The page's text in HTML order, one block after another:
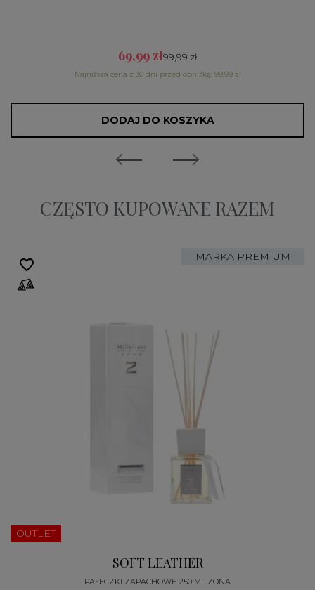
69,99 zł99,99 zł
Najniższa cena z 30 dni przed obniżką: 99,99 zł
DODAJ DO KOSZYKA
CZĘSTO KUPOWANE RAZEM
MARKA PREMIUM
OUTLET
SOFT LEATHER
PAŁECZKI ZAPACHOWE 250 ML ZONA
favorite_border